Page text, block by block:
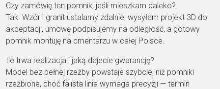
Czy zamówię ten pomnik, jeśli mieszkam daleko?
Tak. Wzór i granit ustalamy zdalnie, wysyłam projekt 3D do
akceptacji, umowę podpisujemy na odległość, a gotowy
pomnik montuję na cmentarzu w całej Polsce
Ile trwa realizacja i jaką dajecie gwarancję?
Model bez pełnej rzeźby powstaje szybciej niż pomniki
rzeźbione, choć falista linia wymaga precyzji — termin